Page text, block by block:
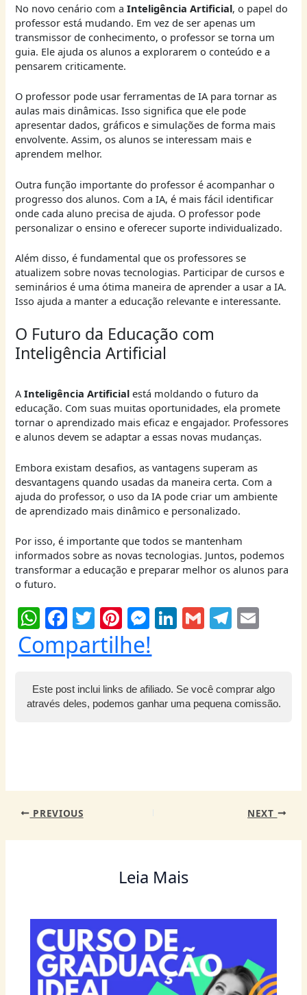
No novo cenário com aInteligência Artificial, o papel do
professor está mudando. Em vez de ser apenas um
transmissor de conhecimento, o professor se torna um
guia. Ele ajuda os alunos a explorarem o conteúdo e a
pensarem criticamente.
O professor pode usar ferramentas de IA para tornar as
aulas mais dinâmicas. Isso significa que ele pode
apresentar dados, gráficos e simulações de forma mais
envolvente. Assim, os alunos se interessam mais e
aprendem melhor.
Outra função importante do professor é acompanhar o
progresso dos alunos. Com a IA, é mais fácil identificar
onde cada aluno precisa de ajuda. O professor pode
personalizar o ensino e oferecer suporte individualizado.
Além disso, é fundamental que os professores se
atualizem sobre novas tecnologias. Participar de cursos e
seminários é uma ótima maneira de aprender a usar a IA.
Isso ajuda a manter a educação relevante e interessante.
O Futuro da Educação com
Inteligência Artificial
AInteligência Artificial está moldando o futuro da
educação. Com suas muitas oportunidades, ela promete
tornar o aprendizado mais eficaz e engajador. Professores
e alunos devem se adaptar a essas novas mudanças.
Embora existam desafios, as vantagens superam as
desvantagens quando usadas da maneira certa. Com a
ajuda do professor, o uso da IA pode criar um ambiente
de aprendizado mais dinâmico e personalizado.
Por isso, é importante que todos se mantenham
informados sobre as novas tecnologias. Juntos, podemos
transformar a educação e preparar melhor os alunos para
o futuro.
W
h
at
s
A
F
a
c
e
b
T
w
itt
er
Pi
nt
er
e
st
M
ss
e
n
Li
e
dI
G
l
T
g
ra
l
Compartilhe!
Este post inclui links de afiliado. Se você comprar algo
através deles, podemos ganhar uma pequena comissão.
PREVIOUS NEXT
Leia Mais